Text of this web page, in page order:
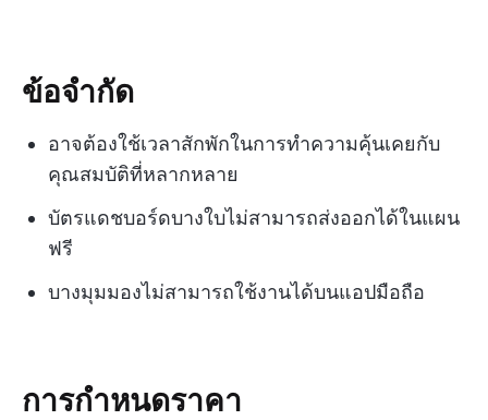
ข้อจำกัด
อาจต้องใช้เวลาสักพักในการทำความคุ้นเคยกับ
คุณสมบัติที่หลากหลาย
บัตรแดชบอร์ดบางใบไม่สามารถส่งออกได้ในแผน
ฟรี
บางมุมมองไม่สามารถใช้งานได้บนแอปมือถือ
การกำหนดราคา